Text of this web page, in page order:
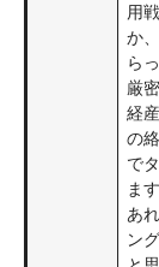
用
か
ら
厳
経
の
で
ま
あ
ン